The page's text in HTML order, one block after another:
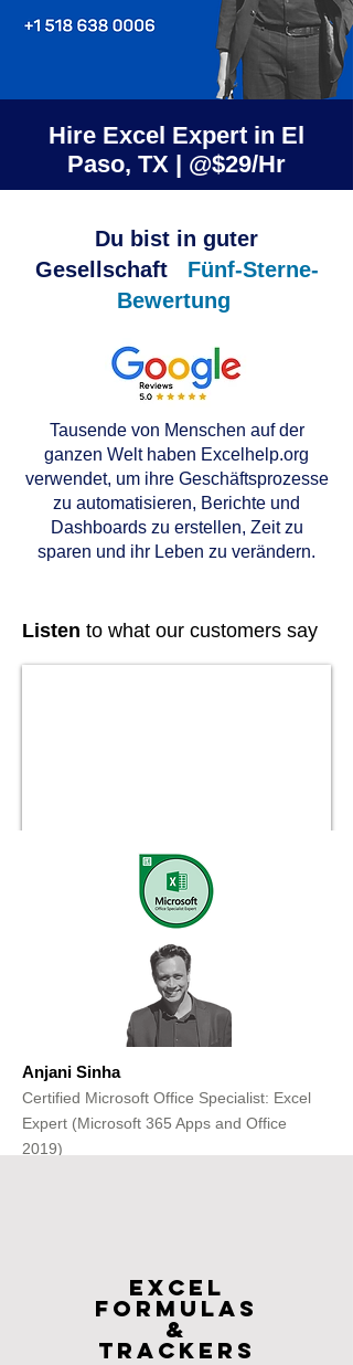
Hire Excel Expert in El
Paso, TX | @$29/Hr
Du bist in guter
Gesellschaft
Fünf-Sterne-
Bewertung
Tausende von Menschen auf der
ganzen Welt haben Excelhelp.org
verwendet, um ihre Geschäftsprozesse
zu automatisieren, Berichte und
Dashboards zu erstellen, Zeit zu
sparen und ihr Leben zu verändern.
Listen to what our customers say
Anjani Sinha
Certified Microsoft Office Specialist: Excel
Expert (Microsoft 365 Apps and Office
2019)
Excel
FOrmulas
&
Trackers